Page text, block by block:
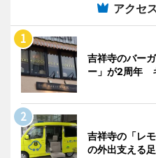
アクセ
吉祥寺のバー
ー」が2周年
吉祥寺の「レ
の外出支える